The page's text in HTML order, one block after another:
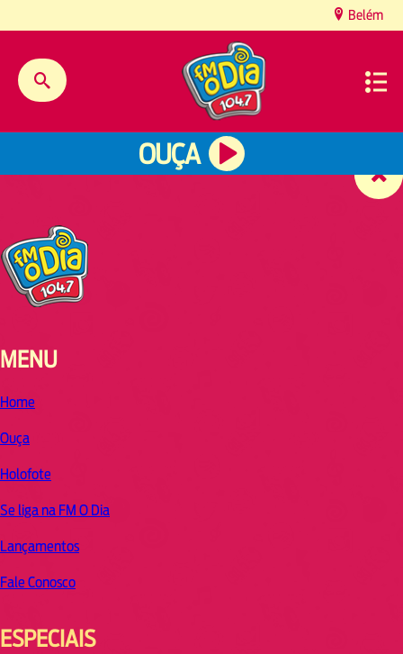
Belém
OUÇA
MENU
Home
Ouça
Holofote
Se liga na FM O Dia
Lançamentos
Fale Conosco
ESPECIAIS